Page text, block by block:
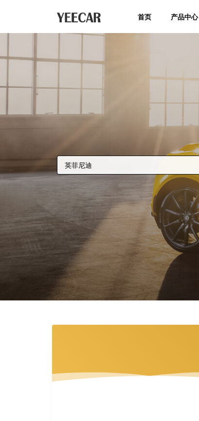
首页 产品中心